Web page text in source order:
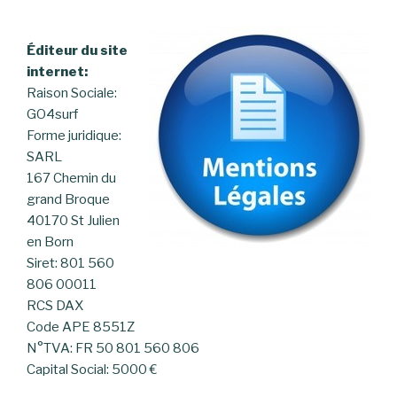
Éditeur du site
internet:
Raison Sociale:
GO4surf
Forme juridique:
SARL
167 Chemin du
grand Broque
40170 St Julien
en Born
Siret: 801 560
806 00011
RCS DAX
Code APE 8551Z
N°TVA: FR 50 801 560 806
Capital Social: 5000 €